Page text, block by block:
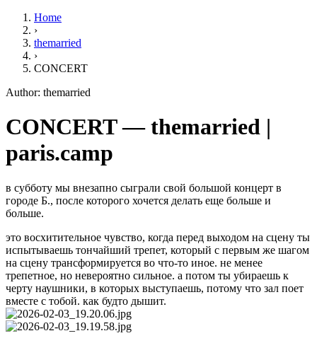
Home
›
themarried
›
CONCERT
Author: themarried
CONCERT — themarried |
paris.camp
в субботу мы внезапно сыграли свой большой концерт в
городе Б., после которого хочется делать еще больше и
больше.
это восхитительное чувство, когда перед выходом на сцену ты
испытываешь тончайший трепет, который с первым же шагом
на сцену трансформируется во что-то иное. не менее
трепетное, но невероятно сильное. а потом ты убираешь к
черту наушники, в которых выступаешь, потому что зал поет
вместе с тобой. как будто дышит.